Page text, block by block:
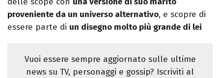
proveniente da un universo alternativo, e scopre di
essere parte di un disegno molto più grande di lei
Vuoi essere sempre aggiornato sulle ultime
news su TV, personaggi e gossip? Iscriviti al